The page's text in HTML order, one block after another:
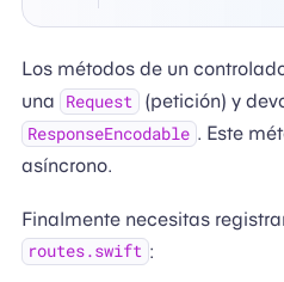
Los métodos de un
una
Request (petición) y
ResponseEncodable . Este
asíncrono.
Finalmente necesitas
routes.swift :